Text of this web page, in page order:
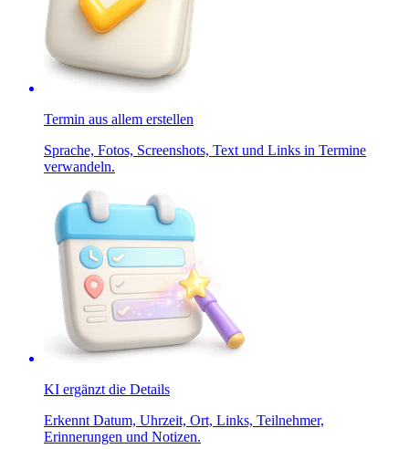
Termin aus allem erstellen
Sprache, Fotos, Screenshots, Text und Links in Termine
verwandeln.
KI ergänzt die Details
Erkennt Datum, Uhrzeit, Ort, Links, Teilnehmer,
Erinnerungen und Notizen.